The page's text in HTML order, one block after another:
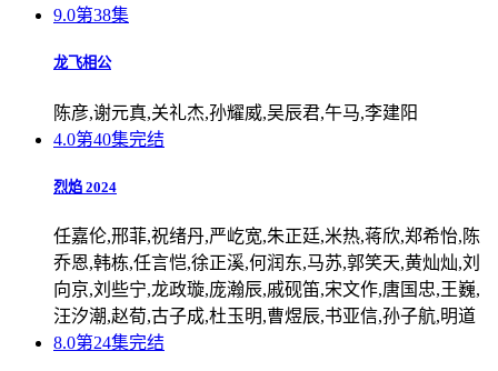
9.0第38集
龙飞相公
陈彦,谢元真,关礼杰,孙耀威,吴辰君,午马,李建阳
4.0第40集完结
烈焰 2024
任嘉伦,邢菲,祝绪丹,严屹宽,朱正廷,米热,蒋欣,郑希怡,陈
乔恩,韩栋,任言恺,徐正溪,何润东,马苏,郭笑天,黄灿灿,刘
向京,刘些宁,龙政璇,庞瀚辰,戚砚笛,宋文作,唐国忠,王巍,
汪汐潮,赵荀,古子成,杜玉明,曹煜辰,书亚信,孙子航,明道
8.0第24集完结